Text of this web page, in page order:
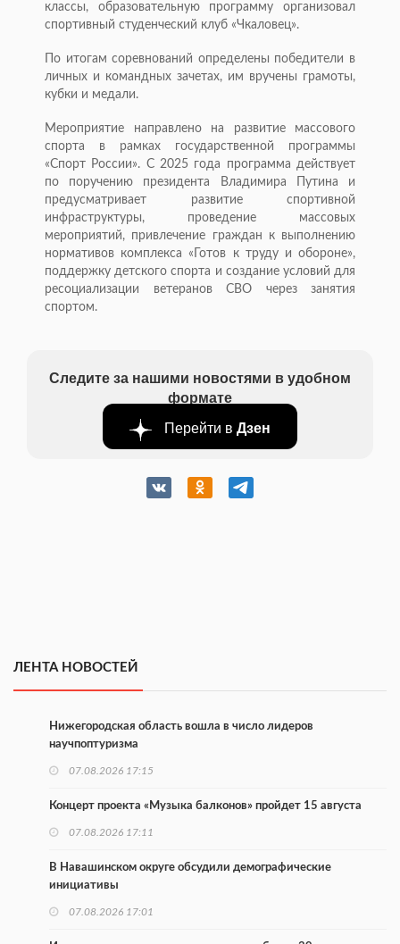
классы, образовательную программу организовал
спортивный студенческий клуб «Чкаловец».
По итогам соревнований определены победители в
личных и командных зачетах, им вручены грамоты,
кубки и медали.
Мероприятие направлено на развитие массового
спорта в рамках государственной программы
«Спорт России». С 2025 года программа действует
по поручению президента Владимира Путина и
предусматривает развитие спортивной
инфраструктуры, проведение массовых
мероприятий, привлечение граждан к выполнению
нормативов комплекса «Готов к труду и обороне»,
поддержку детского спорта и создание условий для
ресоциализации ветеранов СВО через занятия
спортом.
Следите за нашими новостями в удобном
формате
Перейти в Дзен
ЛЕНТА НОВОСТЕЙ
Нижегородская область вошла в число лидеров
научпоптуризма
07.08.2026 17:15
Концерт проекта «Музыка балконов» пройдет 15 августа
07.08.2026 17:11
В Навашинском округе обсудили демографические
инициативы
07.08.2026 17:01